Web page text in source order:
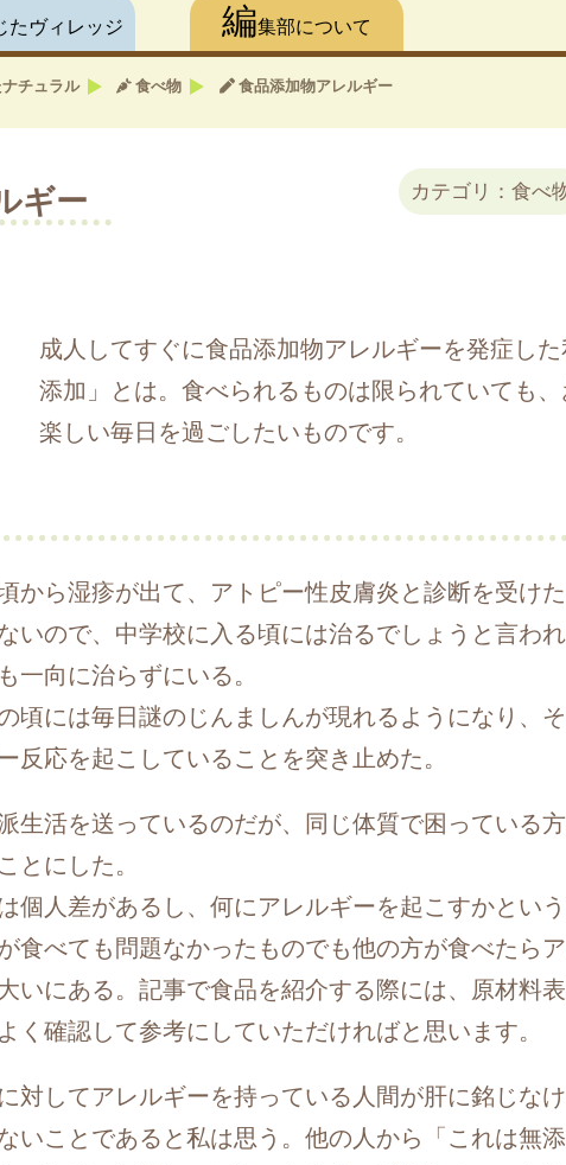
たヴィレッジ 編集部について
チュラル 食べ物 食品添加物アレルギー
ギー カテゴリ：食べ
成人してすぐに食品添加物アレルギーを発症し
添加」とは。食べられるものは限られていても
楽しい毎日を過ごしたいものです。
から湿疹が出て、アトピー性皮膚炎と診断を受け
いので、中学校に入る頃には治るでしょうと言わ
一向に治らずにいる。
頃には毎日謎のじんましんが現れるようになり、
反応を起こしていることを突き止めた。
生活を送っているのだが、同じ体質で困っている
とにした。
個人差があるし、何にアレルギーを起こすかとい
食べても問題なかったものでも他の方が食べたら
いにある。記事で食品を紹介する際には、原材料
く確認して参考にしていただければと思います。
対してアレルギーを持っている人間が肝に銘じな
いことであると私は思う。他の人から「これは無